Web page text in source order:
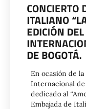
CONCIERTO
ITALIANO
EDICIÓN
DE BOGOTÁ.
En ocasión de
Internacional de
dedicado al
Embajada de